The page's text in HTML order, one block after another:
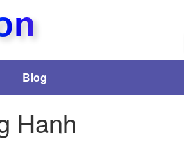
Blog
Hanh